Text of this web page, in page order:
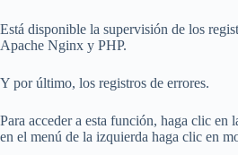
Está disponible la supervisión de los
Apache Nginx y PHP.
Y por último, los registros de errores.
Para acceder a esta función, haga clic en
en el menú de la izquierda haga clic en